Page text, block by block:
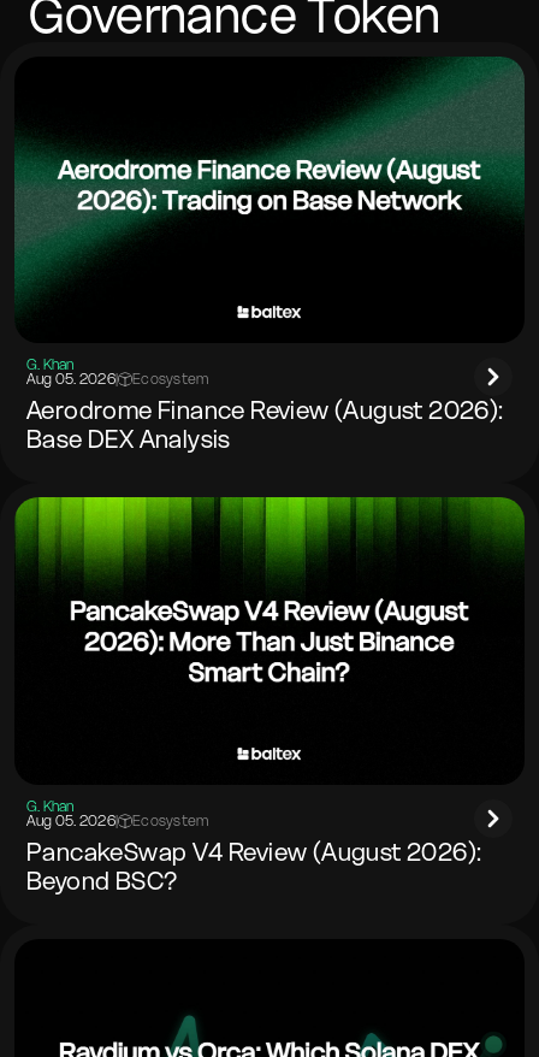
Governance Token
G. Khan
Aug 05. 2026| Ecosystem
Aerodrome Finance Review (August 2026):
Base DEX Analysis
G. Khan
Aug 05. 2026| Ecosystem
PancakeSwap V4 Review (August 2026):
Beyond BSC?